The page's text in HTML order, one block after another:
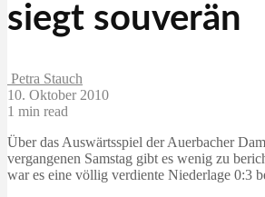
siegt souverän
Petra Stauch
10. Oktober 2010
1 min read
Über das Auswärtsspiel der Auerbacher
vergangenen Samstag gibt es wenig zu
war es eine völlig verdiente Niederlage 0:3